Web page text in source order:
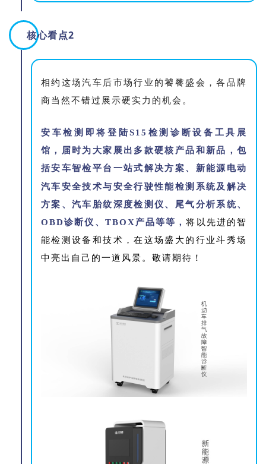
核心看点2
相约这场汽车后市场行业的饕餮盛会，各品牌
商当然不错过展示硬实力的机会。
安车检测即将登陆S15检测诊断设备工具展
馆 ， 届时为大家展出多款硬核产品和新品，包
括安车智检平台 一站式解决方案、新能源电动
汽车安全技术与安全行驶性能检测系统及解决
方案、汽车胎纹深度检测仪、尾气分析系统、
OBD诊断仪、TBOX产品等等，将 以先进的智
能检测设备和技术，在这场盛大的行业斗秀场
中亮出自己的一道风景。敬请期待！